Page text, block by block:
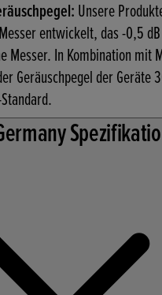
Unsere
entwickelt, das -0,5
Messer. In Kombination mit
Geräuschpegel der Geräte